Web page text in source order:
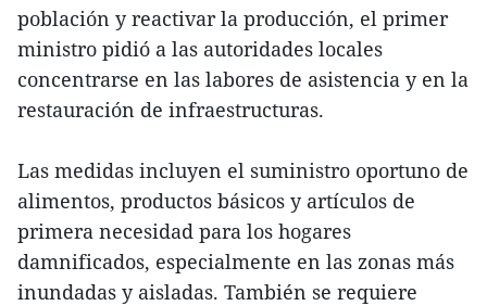
población y reactivar la producción, el primer
ministro pidió a las autoridades locales
concentrarse en las labores de asistencia y en la
restauración de infraestructuras.
Las medidas incluyen el suministro oportuno de
alimentos, productos básicos y artículos de
primera necesidad para los hogares
damnificados, especialmente en las zonas más
inundadas y aisladas. También se requiere